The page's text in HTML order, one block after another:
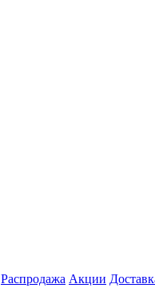
Распродажа Акции